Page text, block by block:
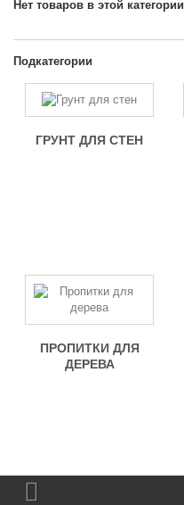
Нет товаров в этой категории
Подкатегории
ГРУНТ ДЛЯ СТЕН
ПРОПИТКИ ДЛЯ
ДЕРЕВА